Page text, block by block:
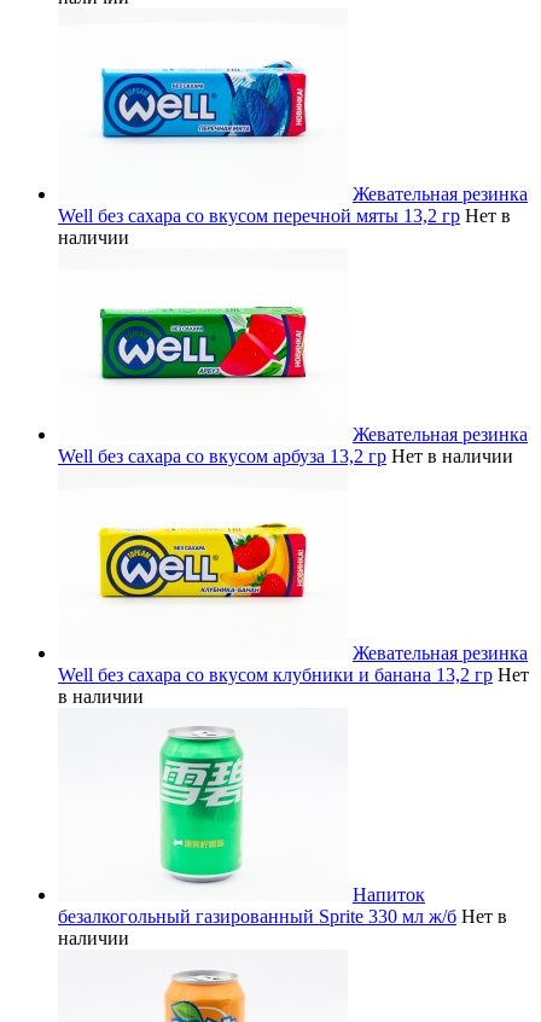
Жевательная резинка
Well без сахара со вкусом перечной мяты 13,2 гр Нет в
наличии
Жевательная резинка
Well без сахара со вкусом арбуза 13,2 гр Нет в наличии
Жевательная резинка
Well без сахара со вкусом клубники и банана 13,2 гр Нет
в наличии
Напиток
безалкогольный газированный Sprite 330 мл ж/б Нет в
наличии